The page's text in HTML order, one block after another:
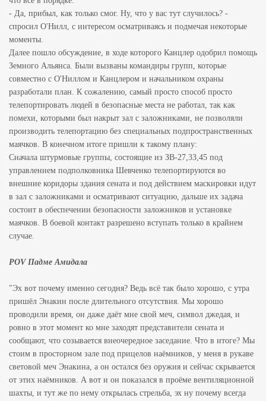
- Да, прибыл, как только смог. Ну, что у вас тут случилось? -
спросил О'Нилл, с интересом осматриваясь и подмечая некоторые
моменты.
Далее пошло обсуждение, в ходе которого Канцлер одобрил помощь
Земного Альянса. Были вызваны командиры групп, которые
совместно с О'Ниллом и Канцлером и начальником охраны
разработали план. К сожалению, самый просто способ просто
телепортировать людей в безопасные места не работал, так как
помехи, которыми был накрыт зал с заложниками, не позволяли
производить телепортацию без специальных подпространственных
маячков. В конечном итоге пришли к такому плану:
Сначала штурмовые группы, состоящие из ЗВ-27,33,45 под
управлением подполковника Шевченко телепортируются во
внешние коридоры здания сената и под действием маскировки идут
в зал с заложниками и осматривают ситуацию, дальше их задача
состоит в обеспечении безопасности заложников и установке
маячков. В боевой контакт разрешено вступать только в крайнем
случае.
POV Падме Амидала
"Эх вот почему именно сегодня? Ведь всё так было хорошо, с утра
пришёл Энакин после длительного отсутствия. Мы хорошо
проводили время, он даже даёт мне свой меч, символ джедая, и
ровно в этот момент ко мне заходят представители сената и
сообщают, что созывается внеочередное заседание. Что в итоге? Мы
стоим в просторном зале под прицелов наёмников, у меня в рукаве
световой меч Энакина, а он остался без оружия и сейчас скрывается
от этих наёмников. А вот и он показался в проёме вентиляционной
шахты, и тут же по нему открылась стрельба, эх ну почему всегда